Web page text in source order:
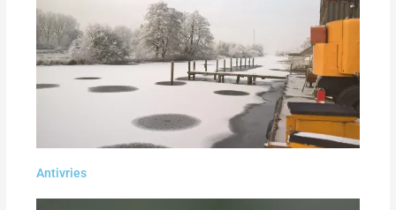
Antivries